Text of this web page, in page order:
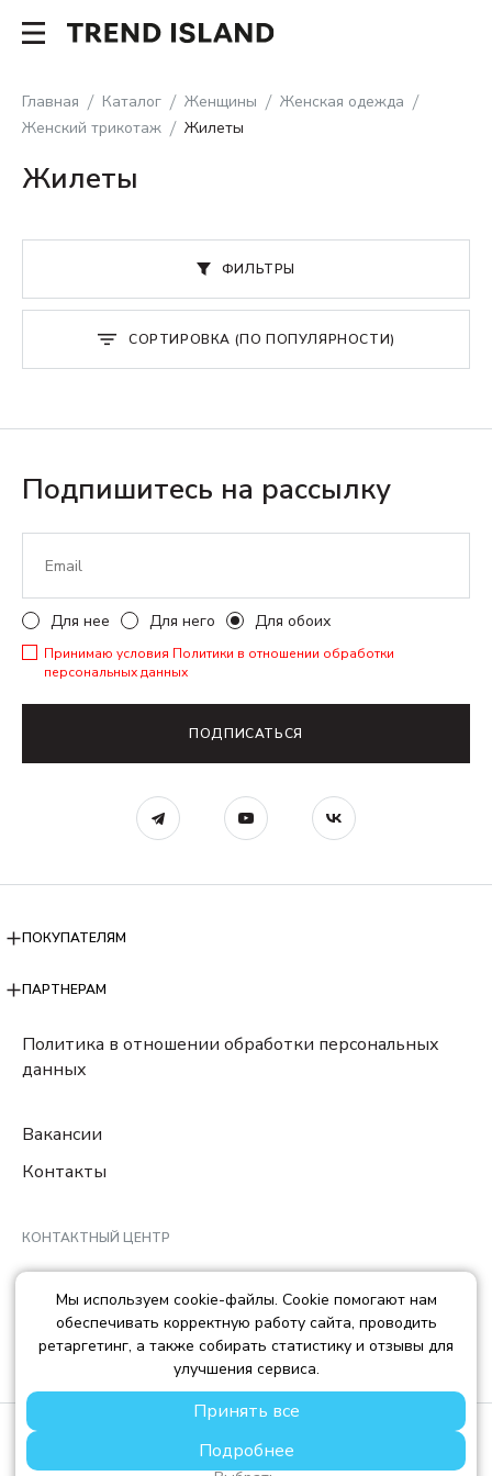
Главная Каталог Женщины
Женская одежда
Женский трикотаж
Жилеты
Жилеты
ФИЛЬТРЫ
СОРТИРОВКА (ПО ПОПУЛЯРНОСТИ)
Подпишитесь на рассылку
Для нее Для него Для обоих
Принимаю условия Политики в отношении обработки
персональных данных
ПОДПИСАТЬСЯ
ПОКУПАТЕЛЯМ
ПАРТНЕРАМ
Политика в отношении обработки персональных
данных
Вакансии
Контакты
КОНТАКТНЫЙ ЦЕНТР
8 (800) 222-78-29
Ежедневно с 10:00 до 22:00 МCK
info@trendisland.ru
© TREND ISLAND
ООО «ТРЕНД АЙЛЕНД», ОГРН: 1217700568667, ИНН:
Мы используем cookie-файлы. Cookie помогают нам
обеспечивать корректную работу сайта, проводить
ретаргетинг, а также собирать статистику и отзывы для
улучшения сервиса.
Принять все
Подробнее